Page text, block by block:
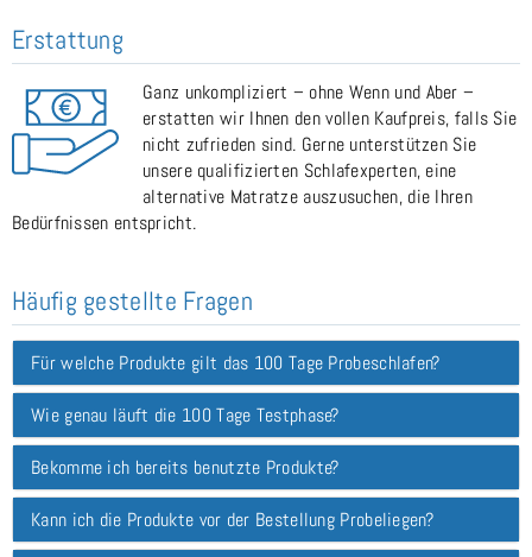
Erstattung
Ganz unkompliziert – ohne Wenn und Aber –
erstatten wir Ihnen den vollen Kaufpreis, falls Sie
nicht zufrieden sind. Gerne unterstützen Sie
unsere qualifizierten Schlafexperten, eine
alternative Matratze auszusuchen, die Ihren
Bedürfnissen entspricht.
Häufig gestellte Fragen
Für welche Produkte gilt das 100 Tage Probeschlafen?
Wie genau läuft die 100 Tage Testphase?
Bekomme ich bereits benutzte Produkte?
Kann ich die Produkte vor der Bestellung Probeliegen?